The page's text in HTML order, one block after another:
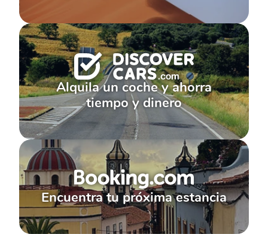
Alquila un coche y ahorra
tiempo y dinero
Encuentra tu próxima estancia